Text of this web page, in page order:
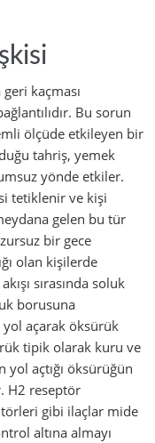
kaçması
Bu sorun
ölçüde etkileyen bir
tahriş, yemek
yönde etkiler.
tetiklenir ve kişi
gelen bu tür
bir gece
olan kişilerde
sırasında soluk
borusuna
yol açarak öksürük
tipik olarak kuru ve
açtığı öksürüğün
H2 reseptör
gibi ilaçlar mide
altına almayı